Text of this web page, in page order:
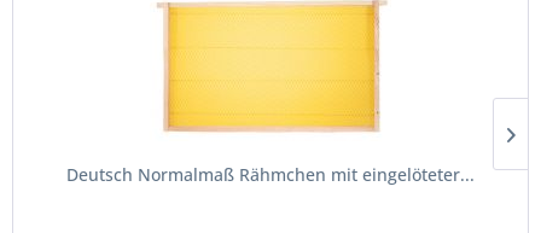
Deutsch Normalmaß Rähmchen mit eingelöteter...